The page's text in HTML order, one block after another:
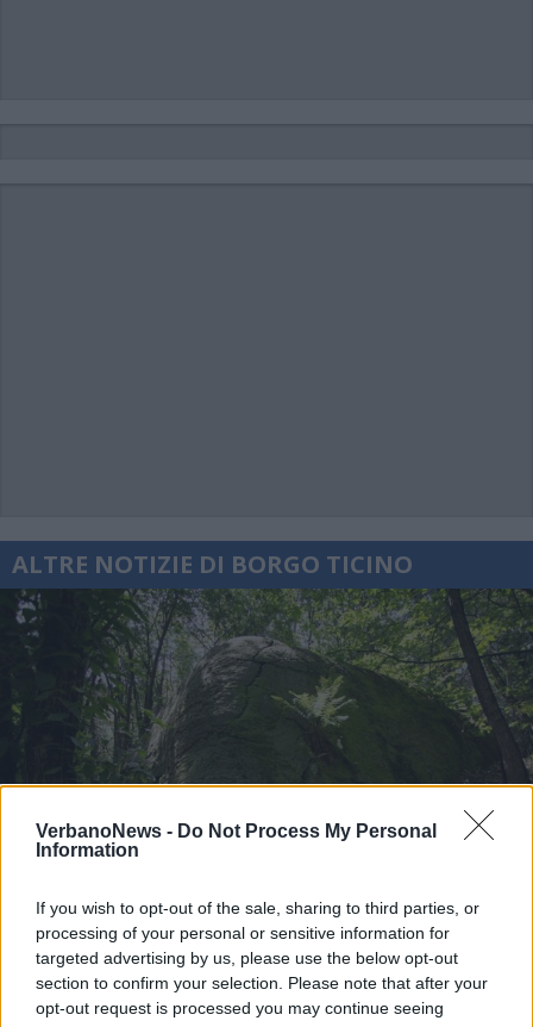
VerbanoNews - Do Not Process My Personal
Information
If you wish to opt-out of the sale, sharing to third parties, or
processing of your personal or sensitive information for
targeted advertising by us, please use the below opt-out
section to confirm your selection. Please note that after your
opt-out request is processed you may continue seeing
ALTRE NOTIZIE DI BORGO TICINO
BORGO TICINO
Il Bosco Solivo, 334 ettari di natura